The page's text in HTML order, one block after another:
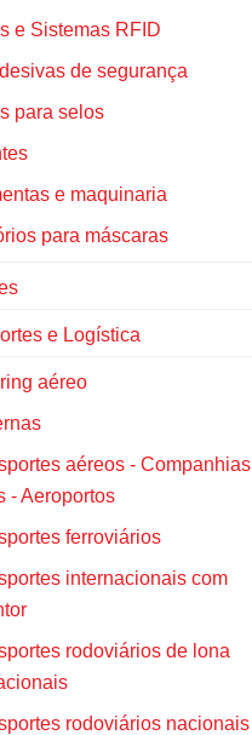
e Sistemas RFID
de segurança
para selos
e maquinaria
para máscaras
e Logística
aéreo
aéreos - Companhias
- Aeroportos
ferroviários
internacionais com
rodoviários de lona
rodoviários nacionais